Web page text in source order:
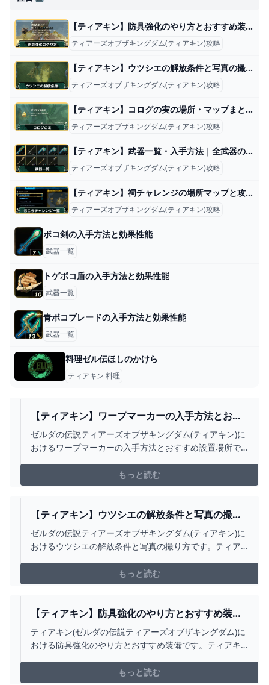
【ティアキン】防具強化のやり方とおすすめ装備【ゼルダの伝説ティアーズオブザキングダム】
ティアーズオブザキングダム(ティアキン)攻略
【ティアキン】ウツシエの解放条件と写真の撮り方【ゼルダの伝説ティアーズオブザキングダム】
ティアーズオブザキングダム(ティアキン)攻略
【ティアキン】コログの実の場所・マップまとめ｜全900箇所【ゼルダの伝説ティアーズオブザキングダム】
ティアーズオブザキングダム(ティアキン)攻略
【ティアキン】武器一覧・入手方法｜全武器の耐久値と効果【ゼルダの伝説ティアーズオブザキングダム】
ティアーズオブザキングダム(ティアキン)攻略
【ティアキン】祠チャレンジの場所マップと攻略一覧【ゼルダの伝説ティアーズオブザキングダム】
ティアーズオブザキングダム(ティアキン)攻略
ボコ剣の入手方法と効果性能
武器一覧
トゲボコ盾の入手方法と効果性能
武器一覧
青ボコブレードの入手方法と効果性能
武器一覧
料理ゼル伝ほしのかけら
ティアキン 料理
【ティアキン】ワープマーカーの入手方法とおす
すめ設置場所【ゼルダの伝説ティアーズオブザキ
ングダム】
ゼルダの伝説ティアーズオブザキングダム(ティアキン)に
おけるワープマーカーの入手方法とおすすめ設置場所で
ープマーカーを設置したいおすすめ場所を掲載していま
す。
もっと読む
【ティアキン】ウツシエの解放条件と写真の撮り
方【ゼルダの伝説ティアーズオブザキングダム】
ゼルダの伝説ティアーズオブザキングダム(ティアキン)に
おけるウツシエの解放条件と写真の撮り方です。ティア
方法について掲載しています。
もっと読む
【ティアキン】防具強化のやり方とおすすめ装備
【ゼルダの伝説ティアーズオブザキングダム】
ティアキン(ゼルダの伝説ティアーズオブザキングダム)に
おける防具強化のやり方とおすすめ装備です。ティアキ
装備を掲載しています。もっと読む